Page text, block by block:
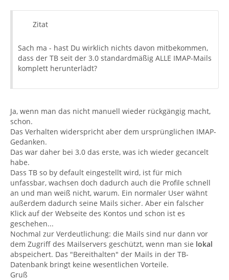
Zitat
Sach ma - hast Du wirklich nichts davon mitbekommen,
dass der TB seit der 3.0 standardmäßig ALLE IMAP-Mails
komplett herunterlädt?
Ja, wenn man das nicht manuell wieder rückgängig macht,
schon.
Das Verhalten widerspricht aber dem ursprünglichen IMAP-
Gedanken.
Das war daher bei 3.0 das erste, was ich wieder gecancelt
habe.
Dass TB so by default eingestellt wird, ist für mich
unfassbar, wachsen doch dadurch auch die Profile schnell
an und man weiß nicht, warum. Ein normaler User wähnt
außerdem dadurch seine Mails sicher. Aber ein falscher
Klick auf der Webseite des Kontos und schon ist es
geschehen...
Nochmal zur Verdeutlichung: die Mails sind nur dann vor
dem Zugriff des Mailservers geschützt, wenn man sie lokal
abspeichert. Das "Bereithalten" der Mails in der TB-
Datenbank bringt keine wesentlichen Vorteile.
Gruß